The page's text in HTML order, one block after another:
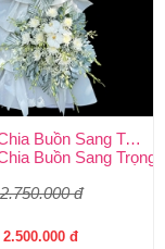
Uy Tín Tại Huy
Kệ Hoa Chia Buồn Sang Trọng
Buồn Sang
2.750.000 đ
2.500.000 đ